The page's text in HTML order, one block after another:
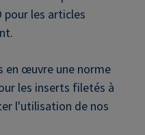
pour les articles
en œuvre une norme
les inserts filetés à
l'utilisation de nos